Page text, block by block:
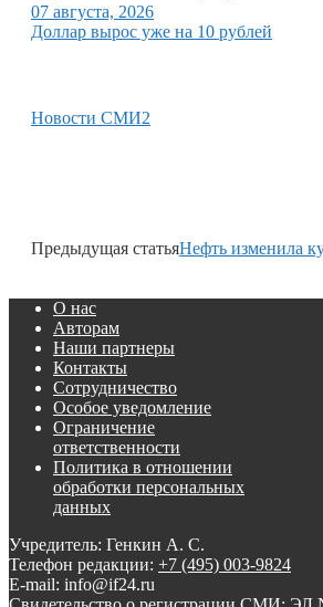
07 августа, 2026
Доллар вырос уже на 10 рублей
Новости СМИ2
Предыдущая статьяНефть изменила
О нас
Авторам
Наши партнеры
Контакты
Сотрудничество
Особое уведомление
Ограничение
ответственности
Политика в отношении
обработки персональных
данных
Учредитель: Генкин А. С.
Телефон редакции: +7 (495) 003-9824
E-mail: info@if24.ru